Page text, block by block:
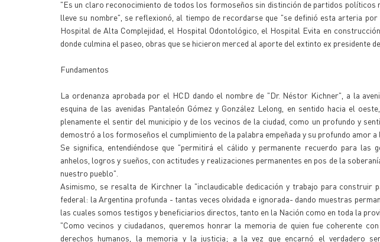
"Es un claro reconocimiento de todos los formoseños sin distinción de partidos políticos
lleve su nombre", se reflexionó, al tiempo de recordarse que "se definió esta arteria
Hospital de Alta Complejidad, el Hospital Odontológico, el Hospital Evita en
donde culmina el paseo, obras que se hicieron merced al aporte del extinto ex presidente
Fundamentos
La ordenanza aprobada por el HCD dando el nombre de "Dr. Néstor Kichner", a la
esquina de las avenidas Pantaleón Gómez y González Lelong, en sentido hacia el
plenamente el sentir del municipio y de los vecinos de la ciudad, como un profundo y
demostró a los formoseños el cumplimiento de la palabra empeñada y su profundo amor a
Se significa, entendiéndose que "permitirá el cálido y permanente recuerdo para las
anhelos, logros y sueños, con actitudes y realizaciones permanentes en pos de la
nuestro pueblo".
Asimismo, se resalta de Kirchner la "inclaudicable dedicación y trabajo para construir
federal: la Argentina profunda - tantas veces olvidada e ignorada- dando muestras
las cuales somos testigos y beneficiarios directos, tanto en la Nación como en toda la
"Como vecinos y ciudadanos, queremos honrar la memoria de quien fue coherente
derechos humanos, la memoria y la justicia; a la vez que encarnó el verdadero